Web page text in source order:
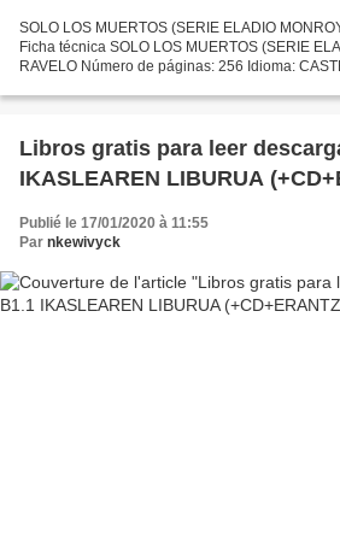
SOLO LOS MUERTOS (SERIE ELADIO
Ficha técnica SOLO LOS MUERTOS (SERIE
RAVELO Número de páginas: 256 Idioma:
edición:...
Libros gratis para leer
IKASLEAREN LIBURUA
Publié le 17/01/2020 à 11:55
Par nkewivyck